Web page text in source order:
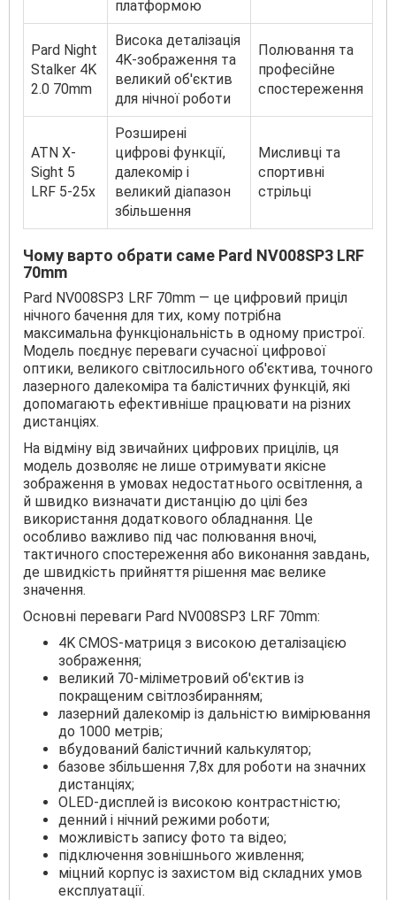
платформою
Pard Night
Stalker 4K
2.0 70mm
Висока деталізація
4K-зображення та
великий об'єктив
для нічної роботи
Полювання та
професійне
спостереження
ATN X-
Sight 5
LRF 5-25x
Розширені
цифрові функції,
далекомір і
великий діапазон
збільшення
Мисливці та
спортивні
стрільці
Чому варто обрати саме Pard NV008SP3 LRF
70mm
Pard NV008SP3 LRF 70mm — це цифровий приціл
нічного бачення для тих, кому потрібна
максимальна функціональність в одному пристрої.
Модель поєднує переваги сучасної цифрової
оптики, великого світлосильного об'єктива, точного
лазерного далекоміра та балістичних функцій, які
допомагають ефективніше працювати на різних
дистанціях.
На відміну від звичайних цифрових прицілів, ця
модель дозволяє не лише отримувати якісне
зображення в умовах недостатнього освітлення, а
й швидко визначати дистанцію до цілі без
використання додаткового обладнання. Це
особливо важливо під час полювання вночі,
тактичного спостереження або виконання завдань,
де швидкість прийняття рішення має велике
значення.
Основні переваги Pard NV008SP3 LRF 70mm:
4K CMOS-матриця з високою деталізацією
зображення;
великий 70-міліметровий об'єктив із
покращеним світлозбиранням;
лазерний далекомір із дальністю вимірювання
до 1000 метрів;
вбудований балістичний калькулятор;
базове збільшення 7,8x для роботи на значних
дистанціях;
OLED-дисплей із високою контрастністю;
денний і нічний режими роботи;
можливість запису фото та відео;
підключення зовнішнього живлення;
міцний корпус із захистом від складних умов
експлуатації.